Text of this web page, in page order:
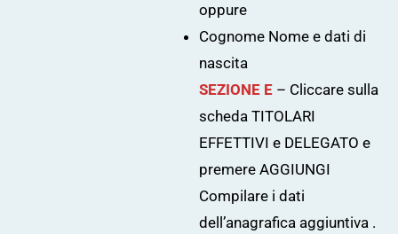
oppure
Cognome Nome e dati di
nascita
SEZIONE E – Cliccare sulla
scheda TITOLARI
EFFETTIVI e DELEGATO e
premere AGGIUNGI
Compilare i dati
dell’anagrafica aggiuntiva .